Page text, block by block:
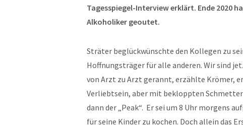
Tagesspiegel-Interview erklärt. Ende 2020
Alkoholiker geoutet.
Sträter beglückwünschte den Kollegen zu
Hoffnungsträger für alle anderen. Wir sind
von Arzt zu Arzt gerannt, erzählte Krömer,
Verliebtsein, aber mit bekloppten
dann der „Peak“. Er sei um 8 Uhr morgens
für seine Kinder zu kochen. Doch allein das